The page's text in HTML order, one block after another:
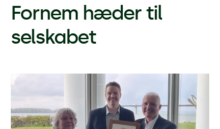
Fornem hæder til
selskabet